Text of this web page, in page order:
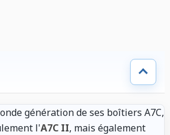
génération de ses boîtiers A7C,
l'A7C II, mais également